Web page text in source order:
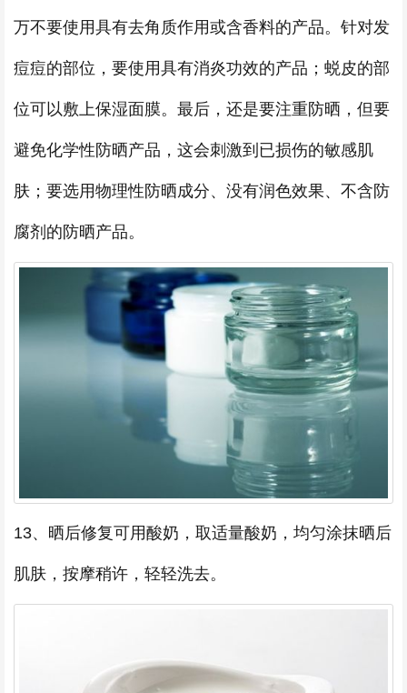
万不要使用具有去角质作用或含香料的产品。针对发
痘痘的部位，要使用具有消炎功效的产品；蜕皮的部
位可以敷上保湿面膜。最后，还是要注重防晒，但要
避免化学性防晒产品，这会刺激到已损伤的敏感肌
肤；要选用物理性防晒成分、没有润色效果、不含防
腐剂的防晒产品。
13、晒后修复可用酸奶，取适量酸奶，均匀涂抹晒后
肌肤，按摩稍许，轻轻洗去。